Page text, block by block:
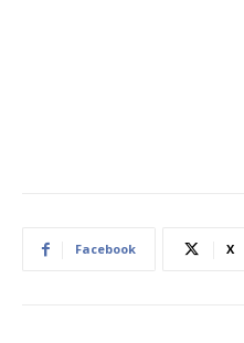
Facebook X